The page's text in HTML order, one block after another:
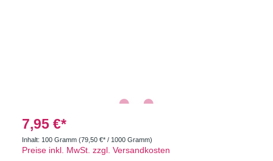
7,95 €*
Inhalt: 100 Gramm (79,50 €* / 1000 Gramm)
Preise inkl. MwSt. zzgl. Versandkosten